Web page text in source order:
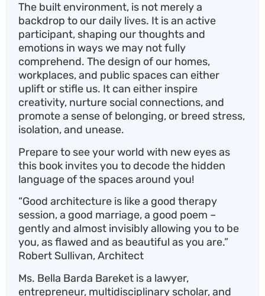
The built environment, is not merely a
backdrop to our daily lives. It is an active
participant, shaping our thoughts and
emotions in ways we may not fully
comprehend. The design of our homes,
workplaces, and public spaces can either
uplift or stifle us. It can either inspire
creativity, nurture social connections, and
promote a sense of belonging, or breed stress,
isolation, and unease.
Prepare to see your world with new eyes as
this book invites you to decode the hidden
language of the spaces around you!
“Good architecture is like a good therapy
session, a good marriage, a good poem –
gently and almost invisibly allowing you to be
you, as flawed and as beautiful as you are.”
Robert Sullivan, Architect
Ms. Bella Barda Bareket is a lawyer,
entrepreneur, multidisciplinary scholar, and